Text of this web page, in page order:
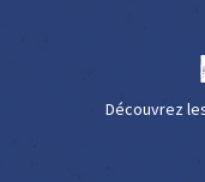
Découvrez